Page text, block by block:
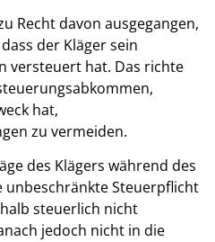
Recht davon ausgegangen,
der Kläger sein
versteuert hat. Das richte
hat,
zu vermeiden.
des Klägers während des
unbeschränkte Steuerpflicht
steuerlich nicht
jedoch nicht in die